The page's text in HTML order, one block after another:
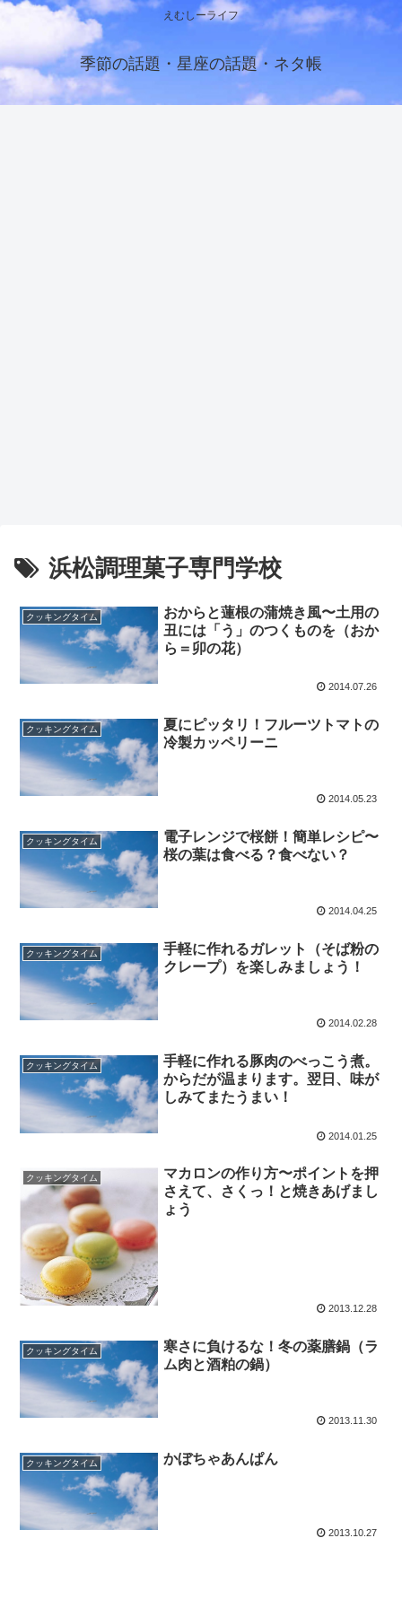
えむしーライフ
季節の話題・星座の話題・ネタ帳
浜松調理菓子専門学校
クッキングタイム
おからと蓮根の蒲焼き風〜土用の
丑には「う」のつくものを（おか
ら＝卯の花）
2014.07.26
クッキングタイム
夏にピッタリ！フルーツトマトの
冷製カッペリーニ
2014.05.23
クッキングタイム
電子レンジで桜餅！簡単レシピ〜
桜の葉は食べる？食べない？
2014.04.25
クッキングタイム
手軽に作れるガレット（そば粉の
クレープ）を楽しみましょう！
2014.02.28
クッキングタイム
手軽に作れる豚肉のべっこう煮。
からだが温まります。翌日、味が
しみてまたうまい！
2014.01.25
クッキングタイム
マカロンの作り方〜ポイントを押
さえて、さくっ！と焼きあげまし
ょう
2013.12.28
クッキングタイム
寒さに負けるな！冬の薬膳鍋（ラ
ム肉と酒粕の鍋）
2013.11.30
クッキングタイム かぼちゃあんぱん
2013.10.27